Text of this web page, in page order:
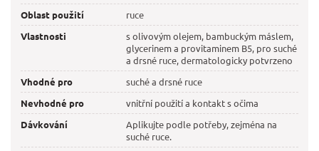
Oblast použití
ruce
Vlastnosti
s olivovým olejem, bambuckým máslem,
glycerinem a provitaminem B5, pro suché
a drsné ruce, dermatologicky potvrzeno
Vhodné pro
suché a drsné ruce
Nevhodné pro
vnitřní použití a kontakt s očima
Dávkování
Aplikujte podle potřeby, zejména na
suché ruce.